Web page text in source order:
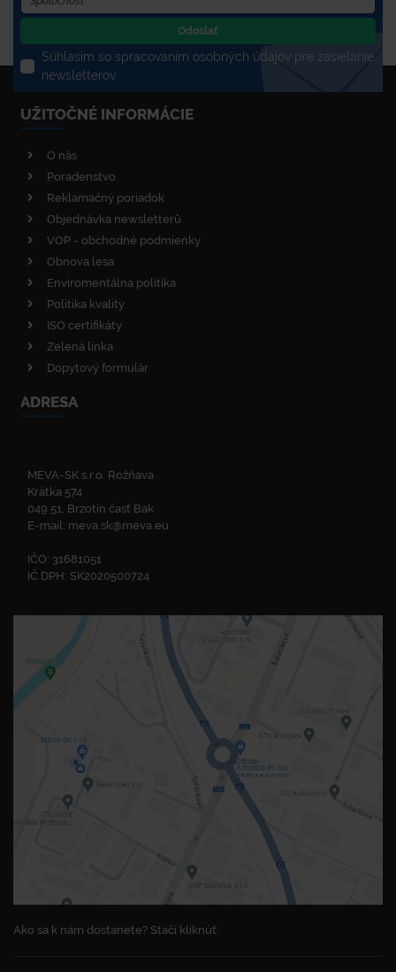
Odoslať
Súhlasím so spracovaním osobných údajov pre zasielanie
newsletterov
UŽITOČNÉ INFORMÁCIE
O nás
Poradenstvo
Reklamačný poriadok
Objednávka newsletterů
VOP - obchodné podmienky
Obnova lesa
Enviromentálna politika
Politika kvality
ISO certifikáty
Zelená linka
Dopytový formulár
ADRESA
MEVA-SK s.r.o. Rožňava
Krátka 574
049 51, Brzotín časť Bak
E-mail: meva.sk@meva.eu
IČO: 31681051
IČ DPH: SK2020500724
Ako sa k nám dostanete? Stačí kliknúť.